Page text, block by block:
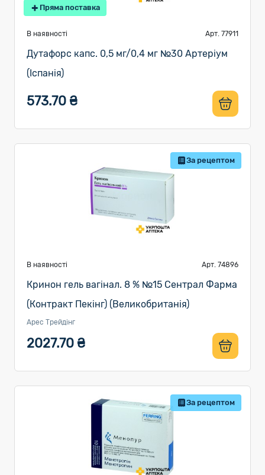
Пряма поставка
В наявності Арт. 77911
Дутафорс капс. 0,5 мг/0,4 мг №30 Артеріум
(Іспанія)
573.70 ₴
За рецептом
В наявності Арт. 74896
Кринон гель вагінал. 8 % №15 Сентрал Фарма
(Контракт Пекінг) (Великобританія)
Арес Трейдінг
2027.70 ₴
За рецептом